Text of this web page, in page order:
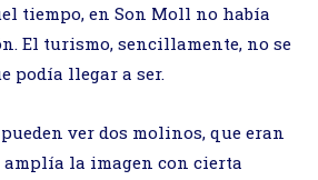
tiempo, en Son Moll no había
El turismo, sencillamente, no se
podía llegar a ser.
ver dos molinos, que eran
amplía la imagen con cierta